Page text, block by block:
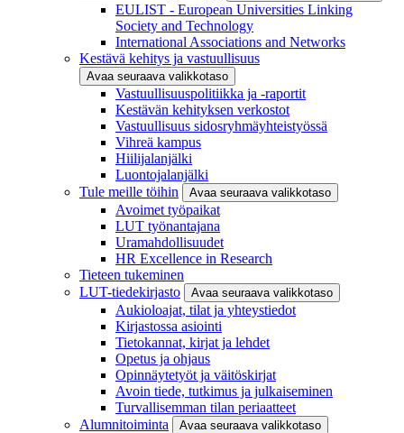
EULIST - European Universities Linking
Society and Technology
International Associations and Networks
Kestävä kehitys ja vastuullisuus
Avaa seuraava valikkotaso
Vastuullisuuspolitiikka ja -raportit
Kestävän kehityksen verkostot
Vastuullisuus sidosryhmäyhteistyössä
Vihreä kampus
Hiilijalanjälki
Luontojalanjälki
Tule meille töihin
Avaa seuraava valikkotaso
Avoimet työpaikat
LUT työnantajana
Uramahdollisuudet
HR Excellence in Research
Tieteen tukeminen
LUT-tiedekirjasto
Avaa seuraava valikkotaso
Aukioloajat, tilat ja yhteystiedot
Kirjastossa asiointi
Tietokannat, kirjat ja lehdet
Opetus ja ohjaus
Opinnäytetyöt ja väitöskirjat
Avoin tiede, tutkimus ja julkaiseminen
Turvallisemman tilan periaatteet
Alumnitoiminta
Avaa seuraava valikkotaso